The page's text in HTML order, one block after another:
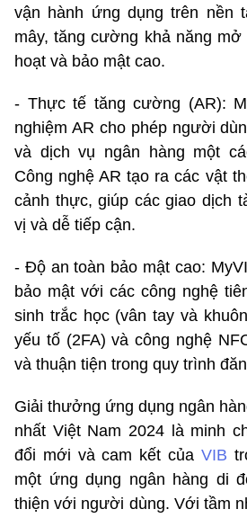
vận hành ứng dụng trên nền
mây, tăng cường khả năng mở
hoạt và bảo mật cao.
- Thực tế tăng cường (AR):
nghiệm AR cho phép người
và dịch vụ ngân hàng một
Công nghệ AR tạo ra các vật
cảnh thực, giúp các giao dịch
vị và dễ tiếp cận.
- Độ an toàn bảo mật cao:
bảo mật với các công nghệ
sinh trắc học (vân tay và
yếu tố (2FA) và công nghệ
và thuận tiện trong quy trình
Giải thưởng ứng dụng ngân
nhất Việt Nam 2024 là minh
đổi mới và cam kết của VIB
một ứng dụng ngân hàng di
thiện với người dùng. Với tầm